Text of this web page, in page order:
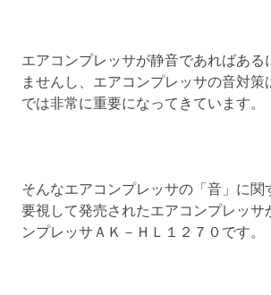
エアコンプレッサが静音であればある
ませんし、エアコンプレッサの音対
では非常に重要になってきています。
そんなエアコンプレッサの「音」に関
要視して発売されたエアコンプレッサ
ンプレッサＡＫ－ＨＬ１２７０です。